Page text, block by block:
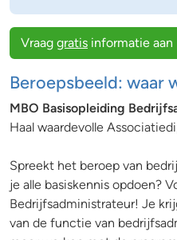
Vraag gratis informatie aan
Beroepsbeeld: waar
MBO Basisopleiding
Haal waardevolle
Spreekt het beroep van
je alle basiskennis opdoen?
Bedrijfsadministrateur! Je
van de functie van